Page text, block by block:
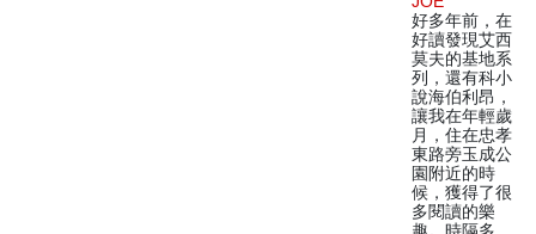
好多年前，在
好讀發現艾西
莫夫的基地系
列，還有科小
說海伯利昂，
讓我在年輕歲
月，住在忠孝
東路旁玉成公
園附近的時
候，獲得了很
多閱讀的樂